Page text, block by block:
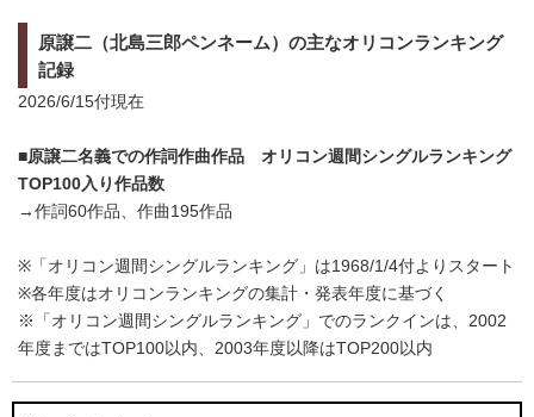
原譲二（北島三郎ペンネーム）の主なオリコンランキング
記録
2026/6/15付現在
■原譲二名義での作詞作曲作品 オリコン週間シングルランキング
TOP100入り作品数
→作詞60作品、作曲195作品
※「オリコン週間シングルランキング」は1968/1/4付よりスタート
※各年度はオリコンランキングの集計・発表年度に基づく
※「オリコン週間シングルランキング」でのランクインは、2002
年度まではTOP100以内、2003年度以降はTOP200以内